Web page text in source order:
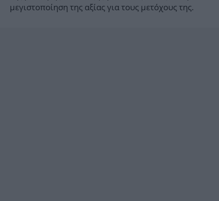
μεγιστοποίηση της αξίας για τους μετόχους της.